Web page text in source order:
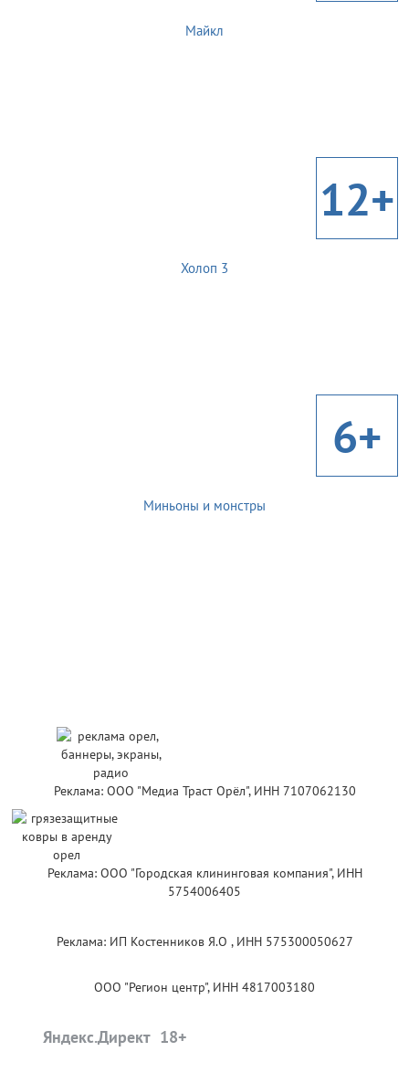
Майкл
12+
Холоп 3
6+
Миньоны и монстры
Реклама: ООО "Медиа Траст Орёл", ИНН 7107062130
Реклама: ООО "Городская клининговая компания", ИНН
5754006405
Реклама: ИП Костенников Я.О , ИНН 575300050627
ООО "Регион центр", ИНН 4817003180
Яндекс.Директ